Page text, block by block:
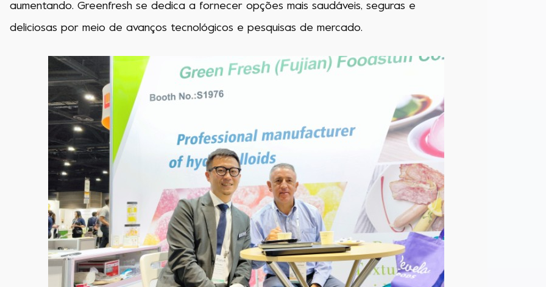
aumentando. Greenfresh se dedica a fornecer opções mais saudáveis, seguras e
deliciosas por meio de avanços tecnológicos e pesquisas de mercado.